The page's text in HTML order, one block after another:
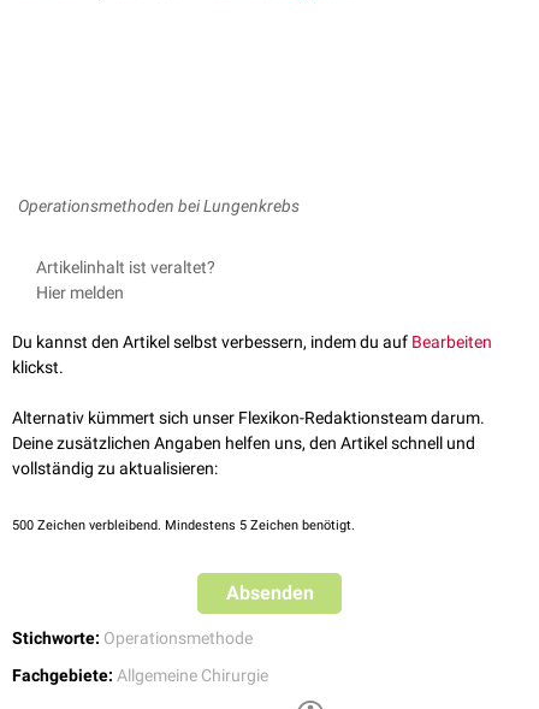
Operationsmethoden bei Lungenkrebs
Artikelinhalt ist veraltet?
Hier melden
Du kannst den Artikel selbst verbessern, indem du auf Bearbeiten
klickst.
Alternativ kümmert sich unser Flexikon-Redaktionsteam darum.
Deine zusätzlichen Angaben helfen uns, den Artikel schnell und
vollständig zu aktualisieren:
500 Zeichen verbleibend. Mindestens 5 Zeichen benötigt.
Absenden
Stichworte: Operationsmethode
Fachgebiete: Allgemeine Chirurgie